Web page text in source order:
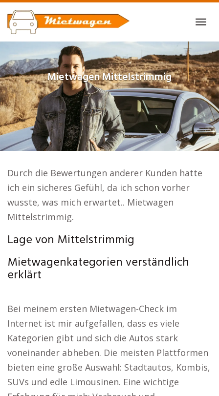
Skip
to
main
content
MietwagenMittelstrimmig
Durch die Bewertungen anderer Kunden hatte
ich ein sicheres Gefühl, da ich schon vorher
wusste, was mich erwartet.. Mietwagen
Mittelstrimmig.
Lage von Mittelstrimmig
Mietwagenkategorien verständlich
erklärt
Bei meinem ersten Mietwagen-Check im
Internet ist mir aufgefallen, dass es viele
Kategorien gibt und sich die Autos stark
voneinander abheben. Die meisten Plattformen
bieten eine große Auswahl: Stadtautos, Kombis,
SUVs und edle Limousinen. Eine wichtige